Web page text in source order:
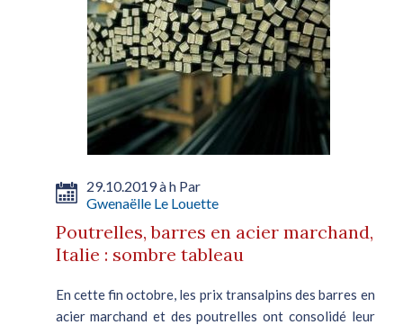
29.10.2019 à h Par
Gwenaëlle Le Louette
Poutrelles, barres en acier marchand,
Italie : sombre tableau
En cette fin octobre, les prix transalpins des barres en
acier marchand et des poutrelles ont consolidé leur